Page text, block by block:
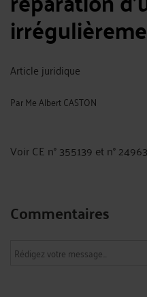
Article juridique
ParMe Albert CASTON
Voir CE n° 355139 et n°
Commentaires